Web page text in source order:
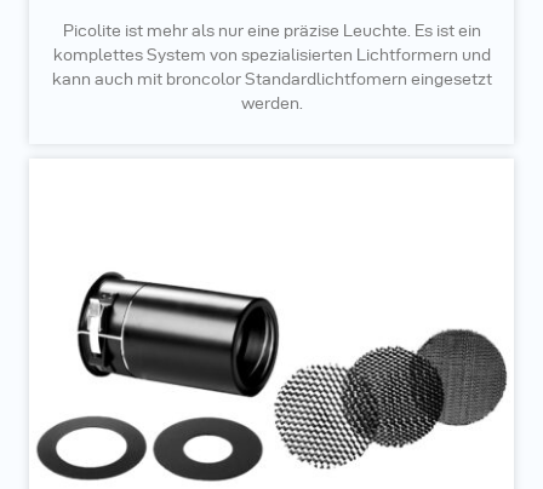
Picolite ist mehr als nur eine präzise Leuchte. Es ist ein
komplettes System von spezialisierten Lichtformern und
kann auch mit broncolor Standardlichtfomern eingesetzt
werden.